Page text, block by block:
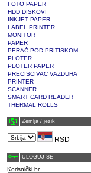
FOTO PAPER
HDD DISKOVI
INKJET PAPER
LABEL PRINTER
MONITOR
PAPER
PERAČ POD PRITISKOM
PLOTER
PLOTER PAPER
PRECISCIVAC VAZDUHA
PRINTER
SCANNER
SMART CARD READER
THERMAL ROLLS
Zemlja / јezik
RSD
ULOGUJ SE
Korisnički br.